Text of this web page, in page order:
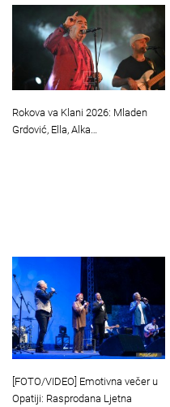
Rokova va Klani 2026: Mladen
Grdović, Ella, Alka…
[FOTO/VIDEO] Emotivna večer u
Opatiji: Rasprodana Ljetna